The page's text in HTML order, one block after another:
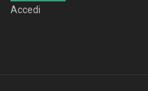
Accedi